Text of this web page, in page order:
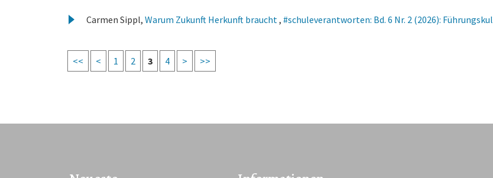
Carmen Sippl, Warum Zukunft Herkunft braucht , #schuleverantworten: Bd. 6 Nr. 2 (2026):
<< < 1 2 3 4 > >>